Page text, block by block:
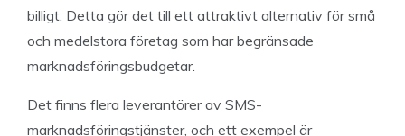
billigt. Detta gör det till ett attraktivt alternativ för små
och medelstora företag som har begränsade
marknadsföringsbudgetar.
Det finns flera leverantörer av SMS-
marknadsföringstjänster, och ett exempel är